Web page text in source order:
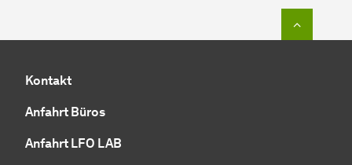
Kontakt
Anfahrt Büros
Anfahrt LFO LAB